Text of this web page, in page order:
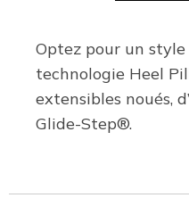
Optez pour un
technologie Heel
extensibles noués,
Glide-Step®.